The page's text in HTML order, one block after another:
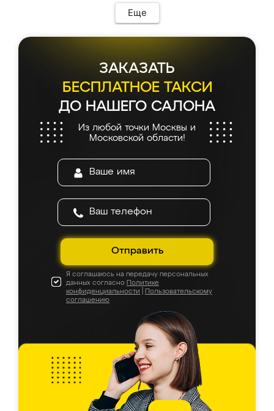
Еще
ЗАКАЗАТЬ
БЕСПЛАТНОЕ ТАКСИ
ДО НАШЕГО САЛОНА
Из любой точки Москвы и
Московской области!
Отправить
Я соглашаюсь на передачу персональных
данных согласно Политике
конфиденциальности
Пользовательскому
соглашению